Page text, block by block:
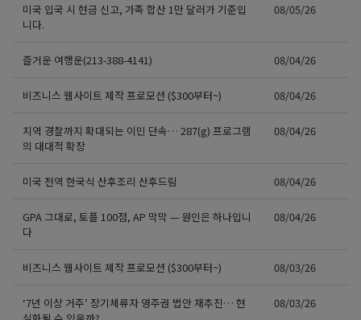
미국 입국 시 현금 신고, 가족 합산 1만 달러가 기준입
니다.
08/05/26
즐거운 여행운(213-388-4141) 08/04/26
비즈니스 웹사이트 제작 프로모션 ($300부터~) 08/04/26
지역 경찰까지 확대되는 이민 단속… 287(g) 프로그램
의 대대적 확장
08/04/26
미국 전역 한국식 산후조리 산후드림 08/04/26
GPA 그대로, 토플 100점, AP 막막 — 원인은 하나입니
다
08/04/26
비즈니스 웹사이트 제작 프로모션 ($300부터~) 08/03/26
‘7년 이상 거주’ 장기체류자 영주권 법안 재추진… 현
08/03/26